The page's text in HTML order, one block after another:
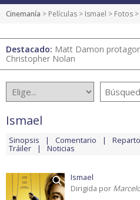
Cinemanía > Películas > Ismael > Fotos
Destacado: Matt Damon
Christopher Nolan
Ismael
Sinopsis Comentario Reparto
Tráiler Noticias
Ismael
Dirigida por